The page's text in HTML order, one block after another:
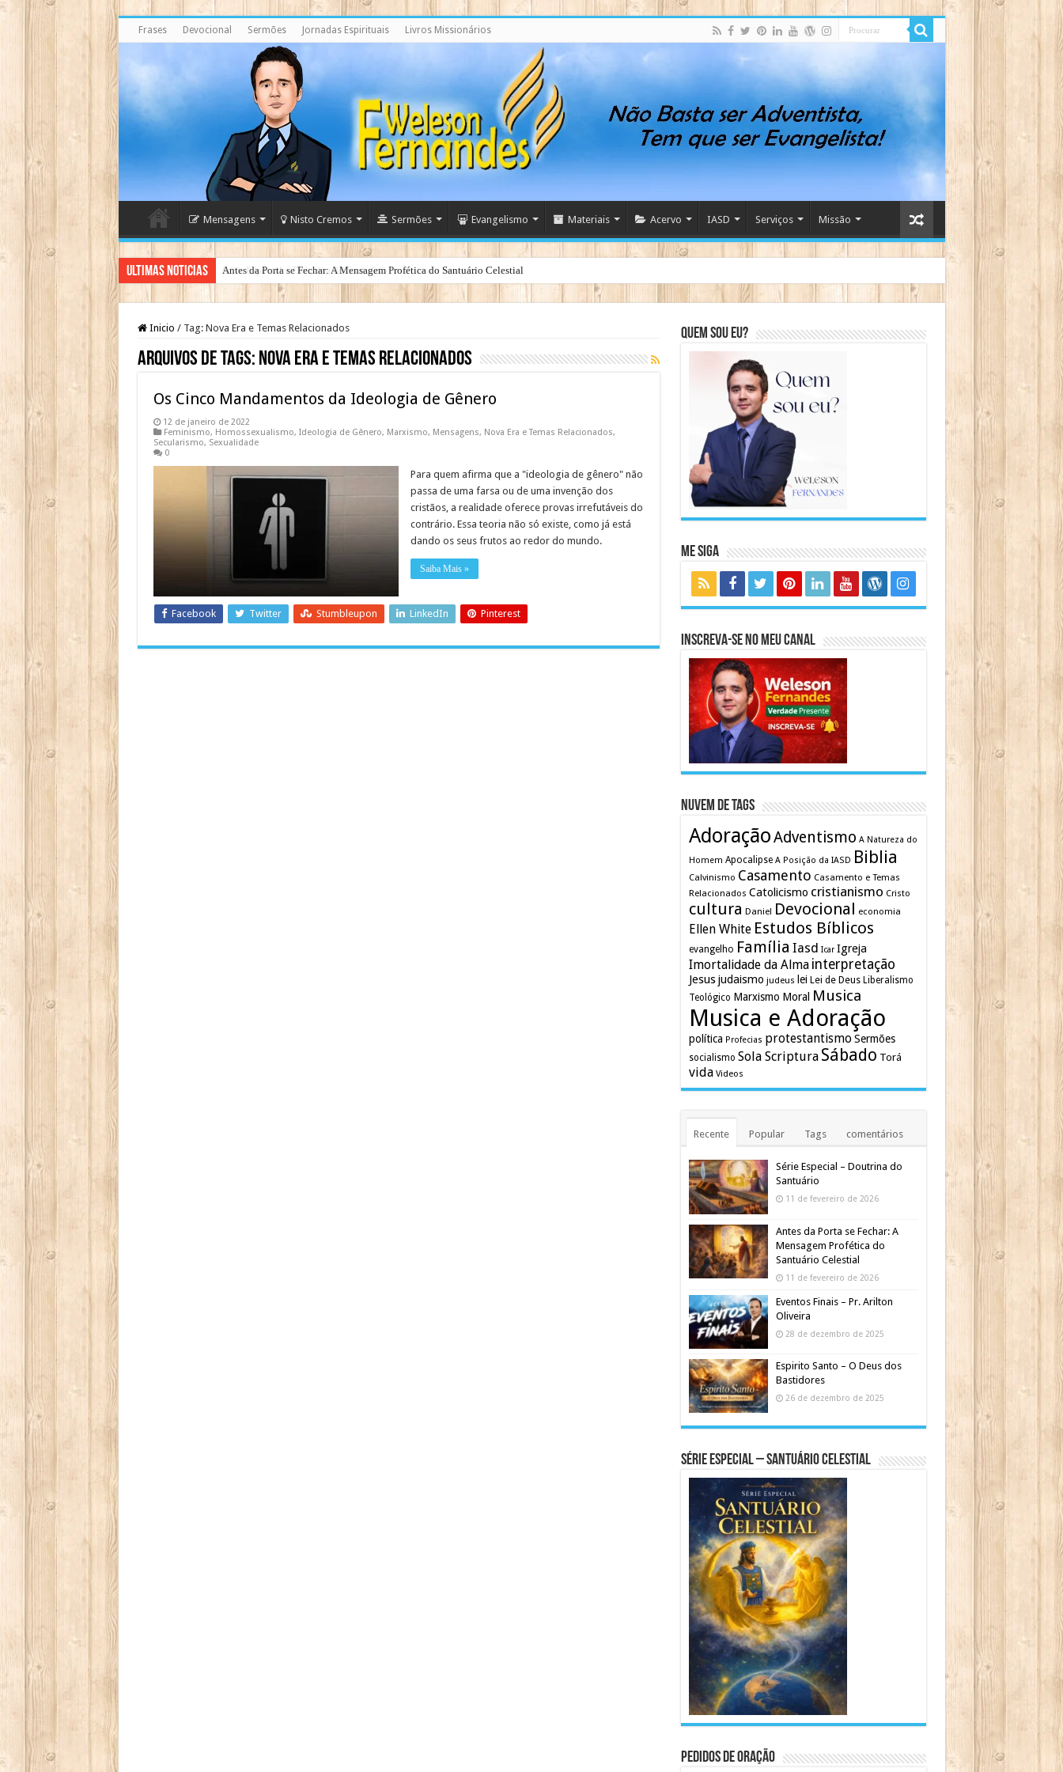
Frases Devocional Sermões Jornadas Espirituais Livros Missionários
Mensagens Nisto Cremos Sermões Evangelismo Materiais Acervo IASD Serviços Missão
Ultimas Noticias Antes da Porta se Fechar: A Mensagem Profética do Santuário Celestial
Inicio / Tag: Nova Era e Temas Relacionados
Arquivos de Tags: Nova Era e Temas Relacionados
Os Cinco Mandamentos da Ideologia de Gênero
12 de janeiro de 2022
Feminismo, Homossexualismo, Ideologia de Gênero, Marxismo, Mensagens, Nova Era e Temas Relacionados,
Secularismo, Sexualidade
0
Para quem afirma que a "ideologia de gênero" não
passa de uma farsa ou de uma invenção dos
cristãos, a realidade oferece provas irrefutáveis do
contrário. Essa teoria não só existe, como já está
dando os seus frutos ao redor do mundo.
Saiba Mais »
Facebook Twitter Stumbleupon LinkedIn Pinterest
Quem sou eu?
Me Siga
Inscreva-se no meu canal
Nuvem de Tags
AdoraçãoAdventismo A Natureza do
Homem Apocalipse A Posição da IASD Biblia
Calvinismo Casamento Casamento e Temas
Relacionados Catolicismo cristianismo Cristo
cultura Daniel Devocional economia
Ellen White Estudos Bíblicos
evangelho Família Iasd Icar Igreja
Imortalidade da Alma interpretação
Jesus judaismo judeus lei Lei de Deus Liberalismo
Teológico Marxismo Moral Musica
Musica e Adoração
política Profecias protestantismo Sermões
socialismo Sola Scriptura Sábado Torá
vida Videos
Recente Popular Tags comentários
Série Especial – Doutrina do
Santuário
11 de fevereiro de 2026
Antes da Porta se Fechar: A
Mensagem Profética do
Santuário Celestial
11 de fevereiro de 2026
Eventos Finais – Pr. Arilton
Oliveira
28 de dezembro de 2025
Espirito Santo – O Deus dos
Bastidores
26 de dezembro de 2025
Série Especial – Santuário Celestial
Pedidos de Oração